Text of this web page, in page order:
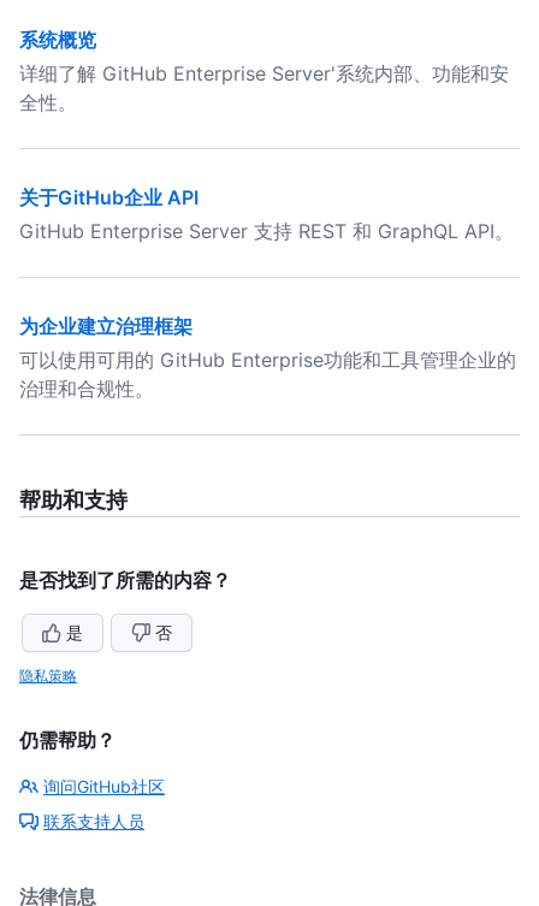
系统概览
详细了解 GitHub Enterprise Server'系统内部、功能和安
全性。
关于GitHub企业 API
GitHub Enterprise Server 支持 REST 和 GraphQL API。
为企业建立治理框架
可以使用可用的 GitHub Enterprise功能和工具管理企业的
治理和合规性。
帮助和支持
是否找到了所需的内容？
是 否
隐私策略
仍需帮助？
询问GitHub社区
联系支持人员
法律信息